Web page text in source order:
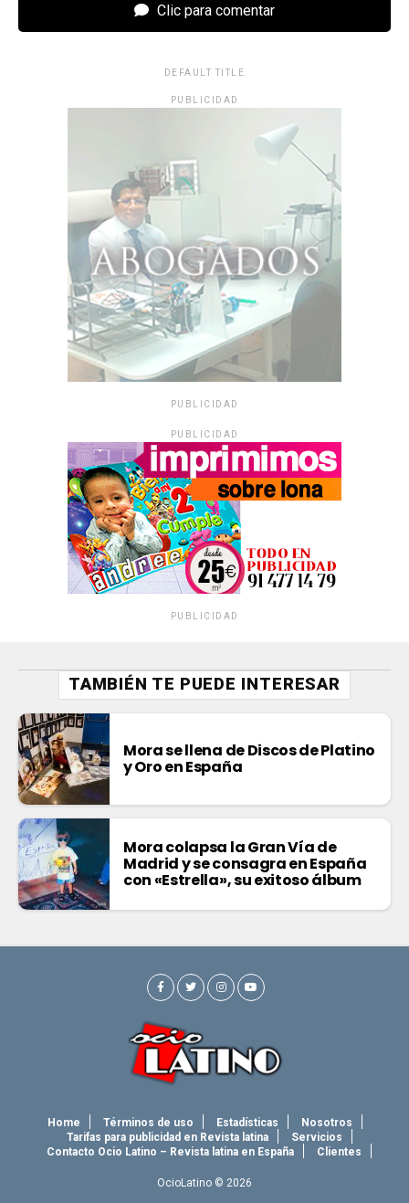
Clic para comentar
DEFAULT TITLE
PUBLICIDAD
PUBLICIDAD
PUBLICIDAD
PUBLICIDAD
TAMBIÉN TE PUEDE INTERESAR
Mora se llena de Discos de Platino
y Oro en España
Mora colapsa la Gran Vía de
Madrid y se consagra en España
con «Estrella», su exitoso álbum
Home Términos de uso Estadísticas
Nosotros
Tarifas para publicidad en Revista latina
Servicios
Contacto Ocio Latino – Revista latina en España
Clientes
OcioLatino © 2026